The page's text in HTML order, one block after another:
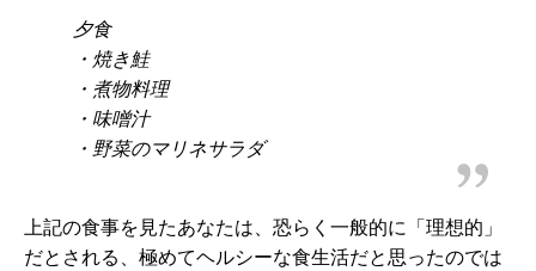
夕食
・焼き鮭
・煮物料理
・味噌汁
・野菜のマリネサラダ
上記の食事を見たあなたは、恐らく一般的に「理想的」
だとされる、極めてヘルシーな食生活だと思ったのでは